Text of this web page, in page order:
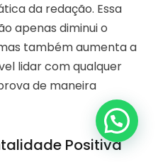
da redação. Essa
apenas diminui o
também aumenta a
lidar com qualquer
de maneira
Positiva